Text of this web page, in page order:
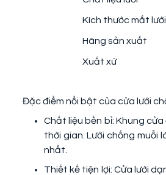
Kích thước mắt lưới
Hãng sản xuất
Xuất xứ
Đặc điểm nổi bật của cửa lưới
Chất liệu bền bỉ: Khung
thời gian. Lưới chống muỗi
nhất.
Thiết kế tiện lợi: Cửa lưới